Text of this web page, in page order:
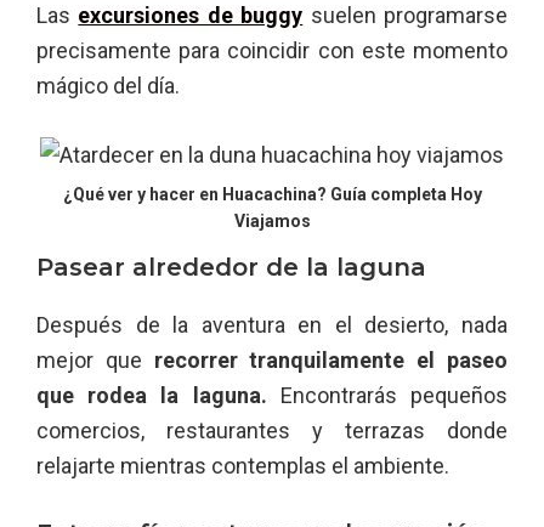
Las excursiones de buggy suelen programarse
precisamente para coincidir con este momento
mágico del día.
¿Qué ver y hacer en Huacachina? Guía completa Hoy
Viajamos
Pasear alrededor de la laguna
Después de la aventura en el desierto, nada
mejor que recorrer tranquilamente el paseo
que rodea la laguna. Encontrarás pequeños
comercios, restaurantes y terrazas donde
relajarte mientras contemplas el ambiente.